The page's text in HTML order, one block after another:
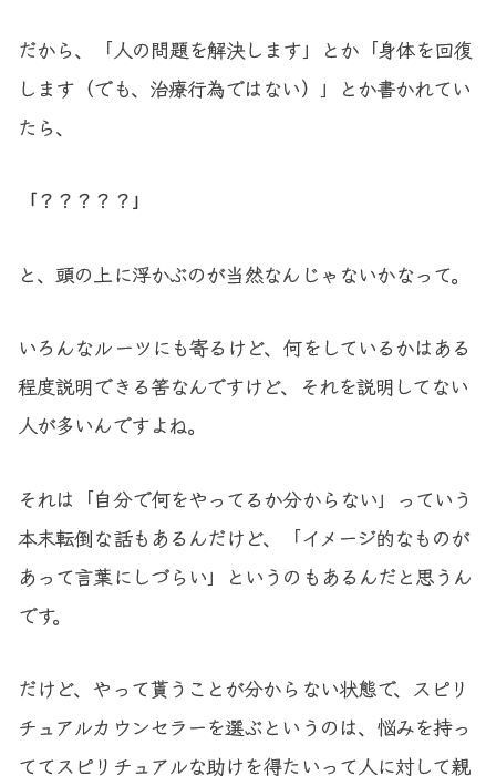
だから、「人の問題を解決します」とか「身体を回復
します（でも、治療行為ではない）」とか書かれてい
たら、
「？？？？？」
と、頭の上に浮かぶのが当然なんじゃないかなって。
いろんなルーツにも寄るけど、何をしているかはある
程度説明できる筈なんですけど、それを説明してない
人が多いんですよね。
それは「自分で何をやってるか分からない」っていう
本末転倒な話もあるんだけど、「イメージ的なものが
あって言葉にしづらい」というのもあるんだと思うん
です。
だけど、やって貰うことが分からない状態で、スピリ
チュアルカウンセラーを選ぶというのは、悩みを持っ
ててスピリチュアルな助けを得たいって人に対して親